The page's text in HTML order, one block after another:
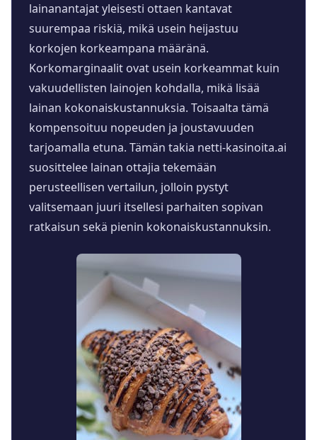
lainanantajat yleisesti ottaen kantavat
suurempaa riskiä, mikä usein heijastuu
korkojen korkeampana määränä.
Korkomarginaalit ovat usein korkeammat kuin
vakuudellisten lainojen kohdalla, mikä lisää
lainan kokonaiskustannuksia. Toisaalta tämä
kompensoituu nopeuden ja joustavuuden
tarjoamalla etuna. Tämän takia netti-kasinoita.ai
suosittelee lainan ottajia tekemään
perusteellisen vertailun, jolloin pystyt
valitsemaan juuri itsellesi parhaiten sopivan
ratkaisun sekä pienin kokonaiskustannuksin.